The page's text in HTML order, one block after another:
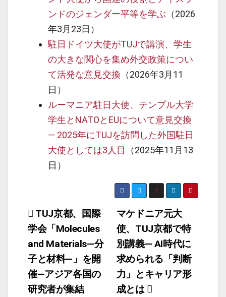
ンドのジェンダー平等を学ぶ （2026
年3月23日）
駐日ドイツ大使がTUJで講演、学生
の大きな関心を集め外交政策につい
て活発な意見交換 （2026年3月11
日）
ルーマニア駐日大使、テンプル大学
学生とNATOとEUについて意見交換
— 2025年にTUJを訪問した外国駐日
大使としては3人目
（2025年11月13
日）
投
稿
ナ
ビ
ゲ
マケドニア元大
使、TUJ京都で特
別講義― AI時代に
求められる「判断
力」とキャリア形
成とは
TUJ京都、国際
学会「Molecules
and Materials―分
子と材料―」を開
催―アジア各国の
研究者が集結